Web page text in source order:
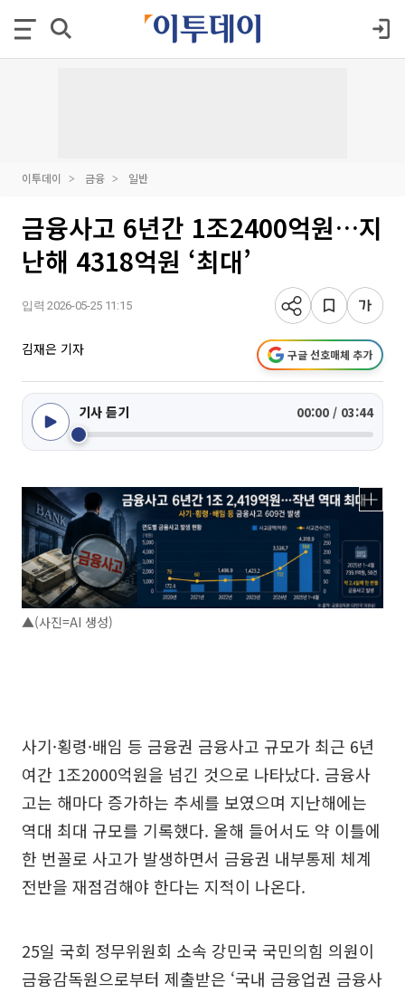
이투데이 금융 일반
금융사고 6년간 1조2400억원…지
난해 4318억원 ‘최대’
입력 2026-05-25 11:15
김재은 기자 구글 선호매체 추가
기사 듣기 00:00 / 03:44
▲(사진=AI 생성)
사기·횡령·배임 등 금융권 금융사고 규모가 최근 6년
여간 1조2000억원을 넘긴 것으로 나타났다. 금융사
고는 해마다 증가하는 추세를 보였으며 지난해에는
역대 최대 규모를 기록했다. 올해 들어서도 약 이틀에
한 번꼴로 사고가 발생하면서 금융권 내부통제 체계
전반을 재점검해야 한다는 지적이 나온다.
25일 국회 정무위원회 소속 강민국 국민의힘 의원이
금융감독원으로부터 제출받은 ‘국내 금융업권 금융사